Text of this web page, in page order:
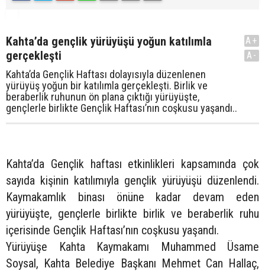
Kahta’da gençlik yürüyüşü yoğun katılımla
gerçekleşti
Kahta’da Gençlik Haftası dolayısıyla düzenlenen
yürüyüş yoğun bir katılımla gerçekleşti. Birlik ve
beraberlik ruhunun ön plana çıktığı yürüyüşte,
gençlerle birlikte Gençlik Haftası’nın coşkusu yaşandı..
A+
A-
Kahta’da Gençlik haftası etkinlikleri kapsamında çok
sayıda kişinin katılımıyla gençlik yürüyüşü düzenlendi.
Kaymakamlık binası önüne kadar devam eden
yürüyüşte, gençlerle birlikte birlik ve beraberlik ruhu
içerisinde Gençlik Haftası’nın coşkusu yaşandı.
Yürüyüşe Kahta Kaymakamı Muhammed Üsame
Soysal, Kahta Belediye Başkanı Mehmet Can Hallaç,